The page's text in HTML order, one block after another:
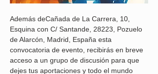
Además deCañada de La Carrera, 10,
Esquina con C/ Santande, 28223, Pozuelo
de Alarcón, Madrid, España esta
convocatoria de evento, recibirás en breve
acceso a un grupo de discusión para que
dejes tus aportaciones y todo el mundo